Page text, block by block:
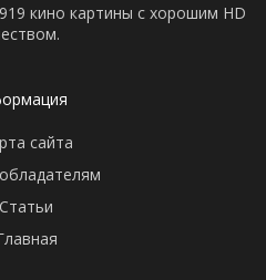
кино картины с хорошим HD
сайта
Статьи